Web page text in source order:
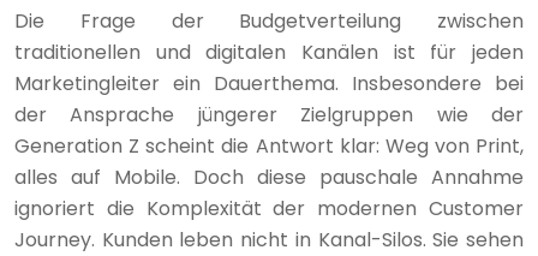
Die Frage der Budgetverteilung zwischen
traditionellen und digitalen Kanälen ist für jeden
Marketingleiter ein Dauerthema. Insbesondere bei
der Ansprache jüngerer Zielgruppen wie der
Generation Z scheint die Antwort klar: Weg von Print,
alles auf Mobile. Doch diese pauschale Annahme
ignoriert die Komplexität der modernen Customer
Journey. Kunden leben nicht in Kanal-Silos. Sie sehen